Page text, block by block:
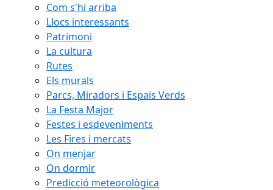
Com s'hi arriba
Llocs interessants
Patrimoni
La cultura
Rutes
Els murals
Parcs, Miradors i Espais Verds
La Festa Major
Festes i esdeveniments
Les Fires i mercats
On menjar
On dormir
Predicció meteorològica